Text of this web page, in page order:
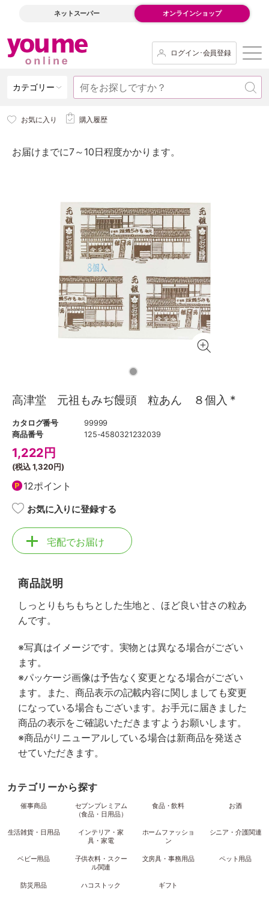
ネットスーパー オンラインショップ
ログイン･会員登録
カテゴリー
お気に入り 購入履歴
お届けまでに7～10日程度かかります。
高津堂 元祖もみぢ饅頭 粒あん ８個入 *
カタログ番号
99999
商品番号
125-4580321232039
1,222 円
(税込1,320円)
12ポイント
お気に入りに登録する
宅配でお届け
商品説明
しっとりもちもちとした生地と、ほど良い甘さの粒あ
んです。
※写真はイメージです。実物とは異なる場合がござい
ます。
※パッケージ画像は予告なく変更となる場合がござい
ます。また、商品表示の記載内容に関しましても変更
になっている場合もございます。お手元に届きました
商品の表示をご確認いただきますようお願いします。
※商品がリニューアルしている場合は新商品を発送さ
せていただきます。
カテゴリーから探す
催事商品
セブンプレミアム
（食品・日用品）
食品・飲料 お酒
生活雑貨・日用品
インテリア・家
具・家電
ホームファッショ
ン
シニア・介護関連
ベビー用品
子供衣料・スクー
ル関連
文房具・事務用品 ペット用品
防災用品 ハコストック ギフト